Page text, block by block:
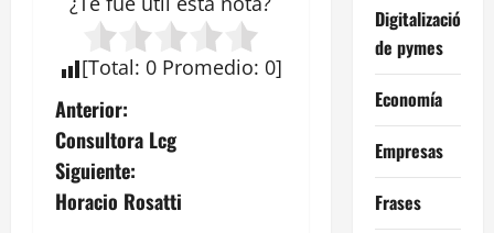
[Total: 0 Promedio: 0]
N
a
v
Anterior:
Consultora Lcg
Siguiente:
Horacio Rosatti
Digitalización
de pymes
Economía
Empresas
Frases